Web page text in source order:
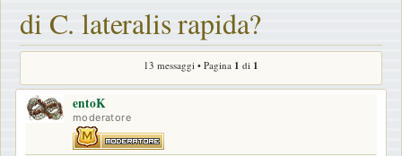
di C. lateralis rapida?
13 messaggi • Pagina 1 di 1
entoK
moderatore